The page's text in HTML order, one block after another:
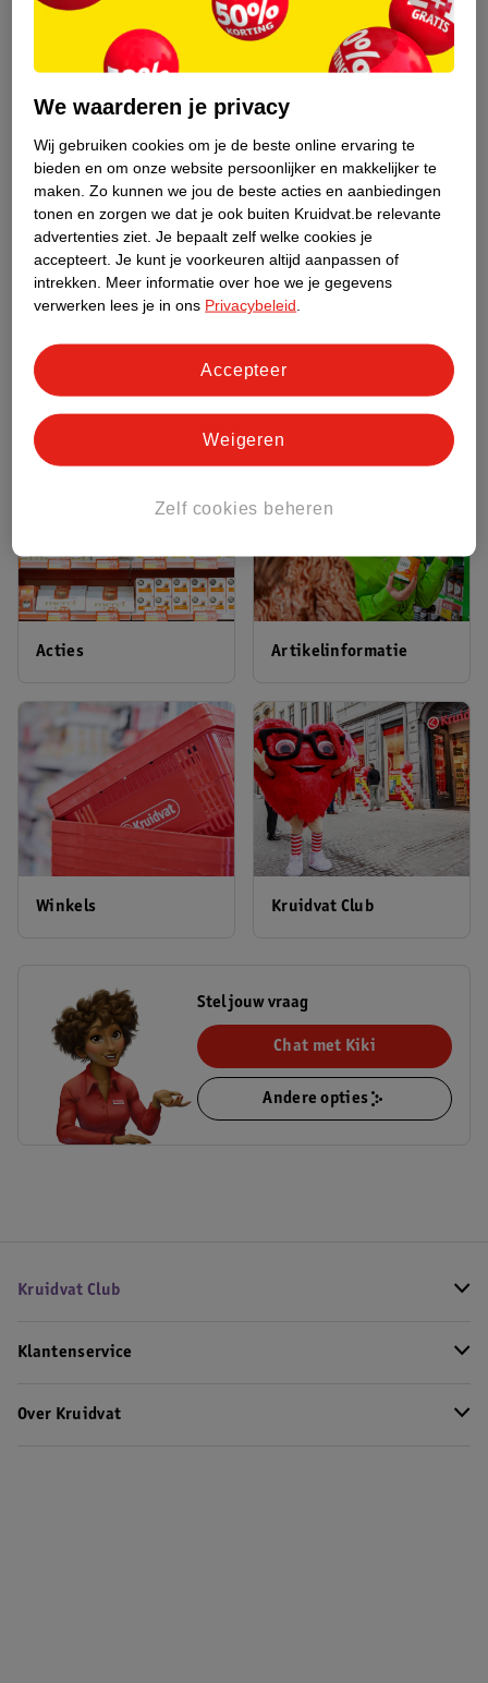
Kan ik een factuur ontvangen?
Vind snel jouw antwoord
Mijn bestellingen Ruilen en Retourneren
Acties Artikelinformatie
Winkels Kruidvat Club
Stel jouw vraag
Andere opties
Chat met Kiki
Kruidvat Club
Klantenservice
Over Kruidvat
We waarderen je privacy
Wij gebruiken cookies om je de beste online ervaring te
bieden en om onze website persoonlijker en makkelijker te
maken. Zo kunnen we jou de beste acties en aanbiedingen
tonen en zorgen we dat je ook buiten Kruidvat.be relevante
advertenties ziet. Je bepaalt zelf welke cookies je
accepteert. Je kunt je voorkeuren altijd aanpassen of
intrekken.
Meer informatie over hoe we je gegevens
verwerken lees je in ons Privacybeleid
Zelf cookies beheren
Weigeren
Accepteer